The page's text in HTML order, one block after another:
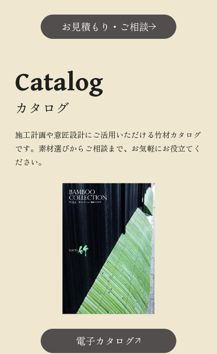
お見積もり・ご相談
Catalog
カタログ
施工計画や意匠設計にご活用いただける竹材カタログ
です。素材選びからご相談まで、お気軽にお役立てく
ださい。
電子カタログ